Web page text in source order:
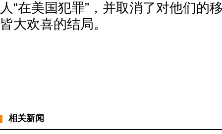
人“在美国犯罪”，并取消了对他们的
皆大欢喜的结局。
相关新闻